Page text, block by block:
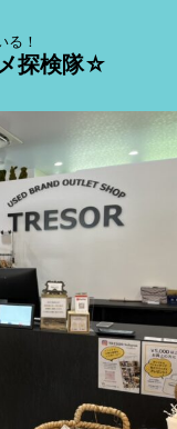
る！
探検隊☆